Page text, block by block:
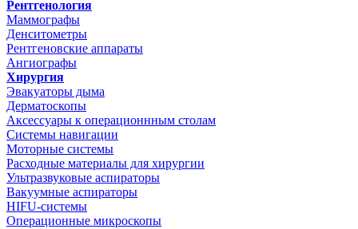
Рентгенология
Маммографы
Денситометры
Рентгеновские аппараты
Ангиографы
Хирургия
Эвакуаторы дыма
Дерматоскопы
Аксессуары к операционнным столам
Системы навигации
Моторные системы
Расходные материалы для хирургии
Ультразвуковые аспираторы
Вакуумные аспираторы
HIFU-системы
Операционные микроскопы